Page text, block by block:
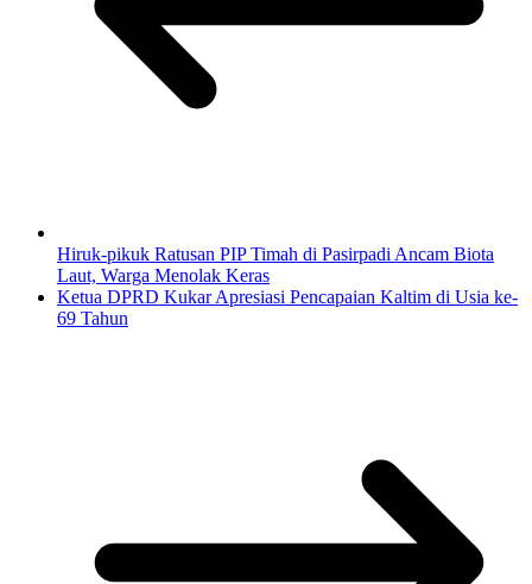
Hiruk-pikuk Ratusan PIP Timah di Pasirpadi Ancam Biota
Laut, Warga Menolak Keras
Ketua DPRD Kukar Apresiasi Pencapaian Kaltim di Usia ke-
69 Tahun